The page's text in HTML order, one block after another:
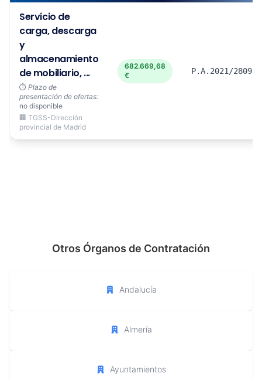
Servicio de
carga, descarga
y
almacenamiento
de mobiliario, ...
⏱️ Plazo de
presentación de ofertas:
no disponible
🏢 TGSS-Dirección
provincial de Madrid
682.669,68
€
P.A.2021/2809
Otros Órganos de Contratación
Andalucía
Almería
Ayuntamientos